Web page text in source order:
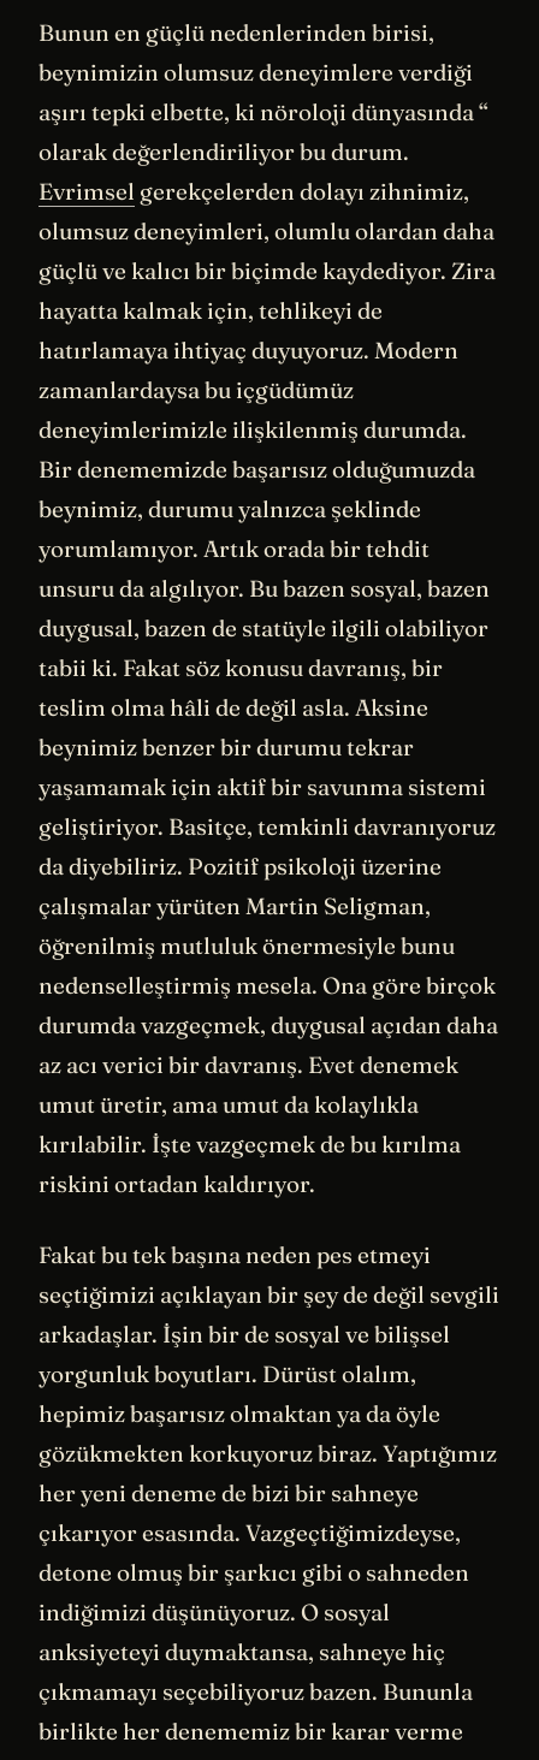
Bunun en güçlü nedenlerinden birisi,
beynimizin olumsuz deneyimlere verdiği
aşırı tepki elbette, ki nöroloji dünyasında “
olarak değerlendiriliyor bu durum.
Evrimsel gerekçelerden dolayı zihnimiz,
olumsuz deneyimleri, olumlu olardan daha
güçlü ve kalıcı bir biçimde kaydediyor. Zira
hayatta kalmak için, tehlikeyi de
hatırlamaya ihtiyaç duyuyoruz. Modern
zamanlardaysa bu içgüdümüz
deneyimlerimizle ilişkilenmiş durumda.
Bir denememizde başarısız olduğumuzda
beynimiz, durumu yalnızca şeklinde
yorumlamıyor. Artık orada bir tehdit
unsuru da algılıyor. Bu bazen sosyal, bazen
duygusal, bazen de statüyle ilgili olabiliyor
tabii ki. Fakat söz konusu davranış, bir
teslim olma hâli de değil asla. Aksine
beynimiz benzer bir durumu tekrar
yaşamamak için aktif bir savunma sistemi
geliştiriyor. Basitçe, temkinli davranıyoruz
da diyebiliriz. Pozitif psikoloji üzerine
çalışmalar yürüten Martin Seligman,
öğrenilmiş mutluluk önermesiyle bunu
nedenselleştirmiş mesela. Ona göre birçok
durumda vazgeçmek, duygusal açıdan daha
az acı verici bir davranış. Evet denemek
umut üretir, ama umut da kolaylıkla
kırılabilir. İşte vazgeçmek de bu kırılma
riskini ortadan kaldırıyor.
Fakat bu tek başına neden pes etmeyi
seçtiğimizi açıklayan bir şey de değil sevgili
arkadaşlar. İşin bir de sosyal ve bilişsel
yorgunluk boyutları. Dürüst olalım,
hepimiz başarısız olmaktan ya da öyle
gözükmekten korkuyoruz biraz. Yaptığımız
her yeni deneme de bizi bir sahneye
çıkarıyor esasında. Vazgeçtiğimizdeyse,
detone olmuş bir şarkıcı gibi o sahneden
indiğimizi düşünüyoruz. O sosyal
anksiyeteyi duymaktansa, sahneye hiç
çıkmamayı seçebiliyoruz bazen. Bununla
birlikte her denememiz bir karar verme